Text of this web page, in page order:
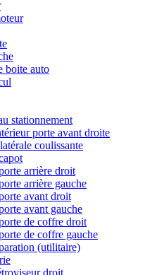
boite auto
stationnement
porte avant droite
coulissante
arrière droit
arrière gauche
avant droit
avant gauche
de coffre droit
de coffre gauche
(utilitaire)
droit